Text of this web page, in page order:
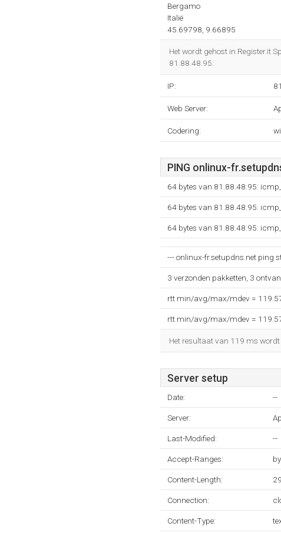
Bergamo
Italië
45.69798, 9.66895
Het wordt gehost in Register.it
81.88.48.95.
IP:
Web Server:
Codering:
PING onlinux-
64 bytes van 81.88.48.95:
64 bytes van 81.88.48.95:
64 bytes van 81.88.48.95:
--- onlinux-fr.setupdns.net ping
3 verzonden pakketten, 3
rtt min/avg/max/mdev =
rtt min/avg/max/mdev =
Het resultaat van 119 ms wordt
Server setup
Date: --
Server:
Last-Modified: --
Accept-Ranges:
Content-Length:
Connection:
Content-Type: